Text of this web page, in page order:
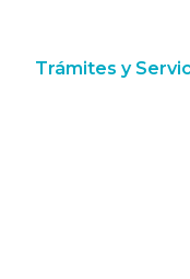
Trámites y